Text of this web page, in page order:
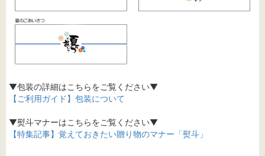
▼包装の詳細はこちらをご覧ください▼
【ご利用ガイド】包装について
▼熨斗マナーはこちらをご覧ください▼
【特集記事】覚えておきたい贈り物のマナー「熨斗」